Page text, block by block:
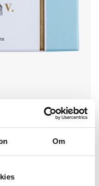
Om